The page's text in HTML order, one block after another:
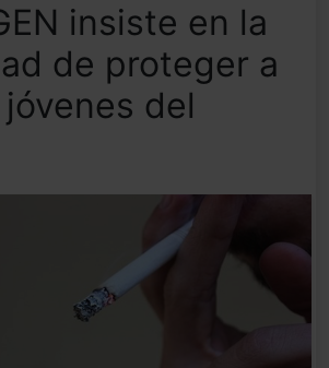
insiste en la
de proteger a
del